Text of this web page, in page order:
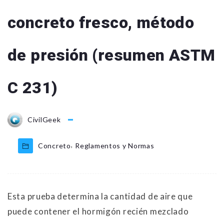
concreto fresco, método
de presión (resumen ASTM
C 231)
CivilGeek
Concreto, Reglamentos y Normas
Esta prueba determina la cantidad de aire que
puede contener el hormigón recién mezclado